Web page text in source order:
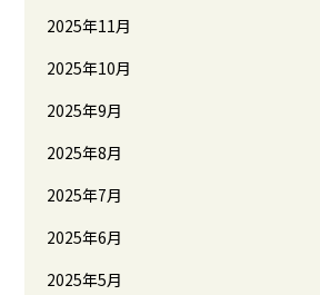
2025年11月
2025年10月
2025年9月
2025年8月
2025年7月
2025年6月
2025年5月